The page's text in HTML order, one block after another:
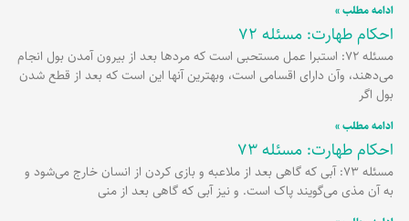
ادامه مطلب »
احکام طهارت: مسئله 72
مسئله 72: استبرا عمل مستحبی است که مردها بعد از بیرون آمدن بول انجام
می‌دهند، وآن دارای اقسامی است، وبهترین آنها این است که بعد از قطع شدن
بول اگر
ادامه مطلب »
احکام طهارت: مسئله 73
مسئله 73: آبی که گاهی بعد از ملاعبه و بازی کردن از انسان خارج می‌شود و
به آن مذی می‌گویند پاک است. و نیز آبی که گاهی بعد از منی